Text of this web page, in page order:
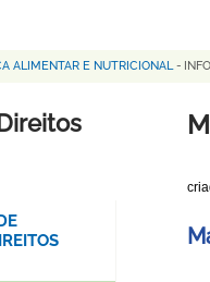
ALIMENTAR E NUTRICIONAL -